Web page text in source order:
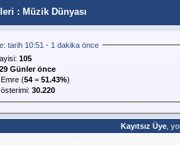
: Müzik Dünyası
tarih 10:51 - 1 dakika önce
105
29 Günler önce
Emre (54 = 51.43%)
30.220
Kayıtsız Üye,